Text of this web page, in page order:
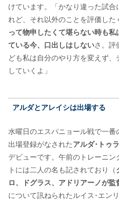
けています。「かなり違った試
れど、それ以外のことを評価した
って物申したくて堪らない時も
ている今、口出しはしないさ。評
ども私は自分のやり方を変えず
していくよ」
アルダとアレイシは出場する
水曜日のエスパニョール戦で一
出場登録がなされたアルダ･トゥ
デビューです。午前のトレーニ
トには二人の名も記されており（
ロ、ドグラス、アドリアーノが監
について訊ねられたルイス･エン